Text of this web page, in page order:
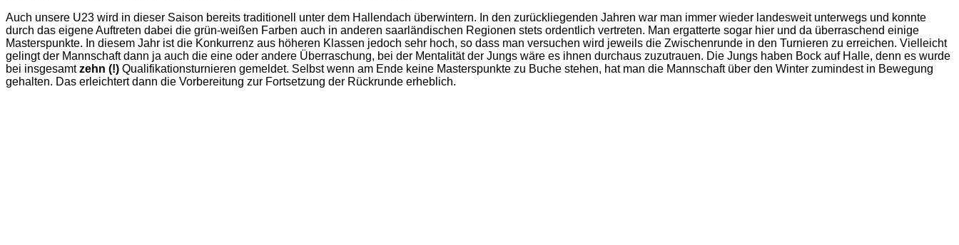
Auch unsere U23 wird in dieser Saison bereits traditionell unter dem Hallendach überwintern. In den zurückliegenden Jahren war man immer wieder landesweit unterwegs und konnte
durch das eigene Auftreten dabei die grün-weißen Farben auch in anderen saarländischen Regionen stets ordentlich vertreten. Man ergatterte sogar hier und da überraschend einige
Masterspunkte. In diesem Jahr ist die Konkurrenz aus höheren Klassen jedoch sehr hoch, so dass man versuchen wird jeweils die Zwischenrunde in den Turnieren zu erreichen. Vielleicht
gelingt der Mannschaft dann ja auch die eine oder andere Überraschung, bei der Mentalität der Jungs wäre es ihnen durchaus zuzutrauen. Die Jungs haben Bock auf Halle, denn es wurde
bei insgesamtzehn (!) Qualifikationsturnieren gemeldet. Selbst wenn am Ende keine Masterspunkte zu Buche stehen, hat man die Mannschaft über den Winter zumindest in Bewegung
gehalten. Das erleichtert dann die Vorbereitung zur Fortsetzung der Rückrunde erheblich.